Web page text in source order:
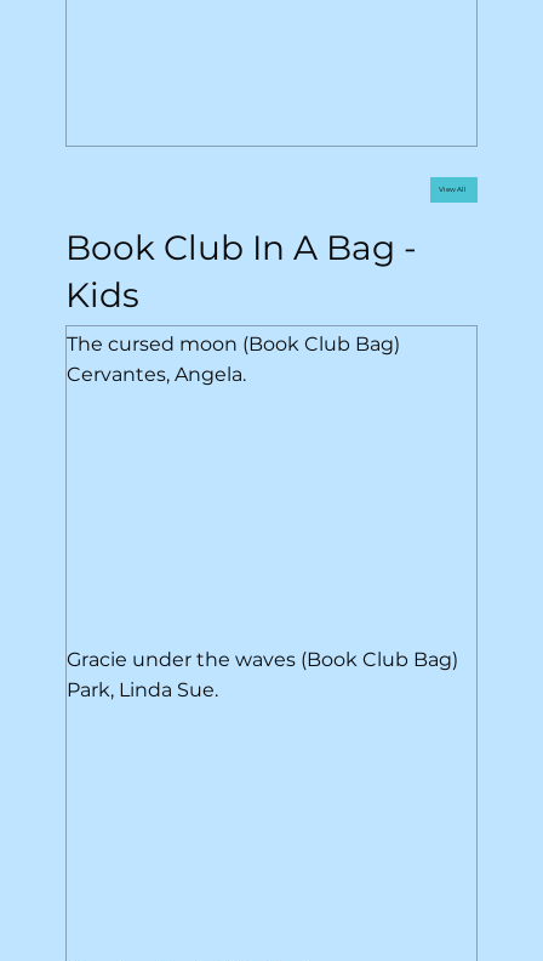
View All
Cervantes, Angela.
The cursed moon (Book Club Bag)
Park, Linda Sue.
Gracie under the waves (Book Club Bag)
Book Club In A Bag -
Kids